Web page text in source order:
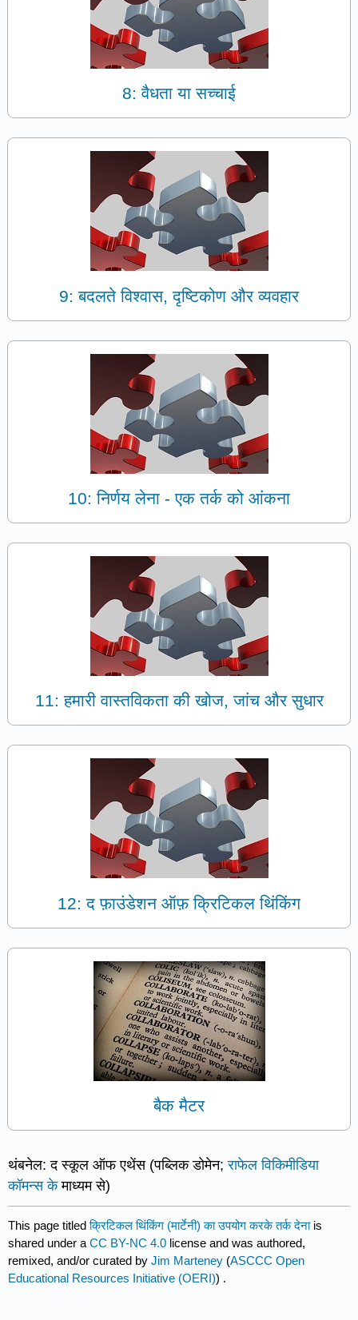
8: वैधता या सच्चाई
9: बदलते विश्वास, दृष्टिकोण और व्यवहार
10: निर्णय लेना - एक तर्क को आंकना
11: हमारी वास्तविकता की खोज, जांच और सुधार
12: द फ़ाउंडेशन ऑफ़ क्रिटिकल थिंकिंग
बैक मैटर
थंबनेल: द स्कूल ऑफ एथेंस (पब्लिक डोमेन;राफेल विकिमीडिया
कॉमन्स केमाध्यम से)
This page titledक्रिटिकल थिंकिंग (मार्टेनी) का उपयोग करके तर्क देनाis
shared under aCC BY-NC 4.0 license and was authored,
remixed, and/or curated byJim Marteney (ASCCC Open
Educational Resources Initiative (OERI)) .